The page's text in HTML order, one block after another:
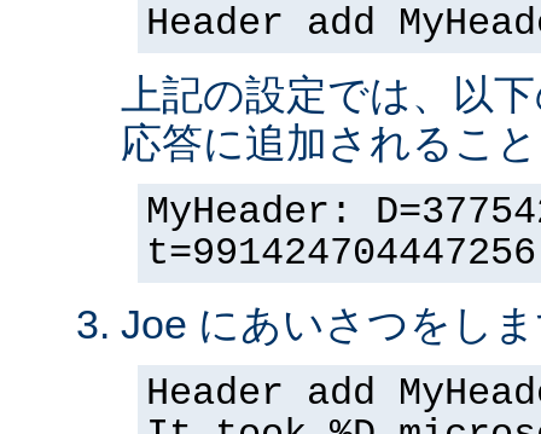
Header add
上記の設定では、以
応答に追加されるこ
MyHeader:
t=991424704447256
Joe にあいさつをし
Header add